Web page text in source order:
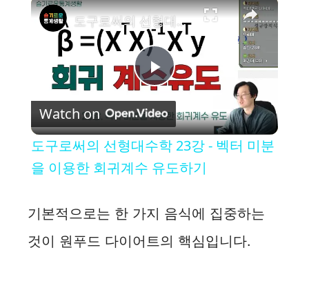
P
l
a
y
V
도구로써의 선형대수학 23강 - 벡터 미분을 이용한 회귀계수 유도하기
Watch on
도구로써의 선형대수학 23강 - 벡터 미분
을 이용한 회귀계수 유도하기
기본적으로는 한 가지 음식에 집중하는
것이 원푸드 다이어트의 핵심입니다.